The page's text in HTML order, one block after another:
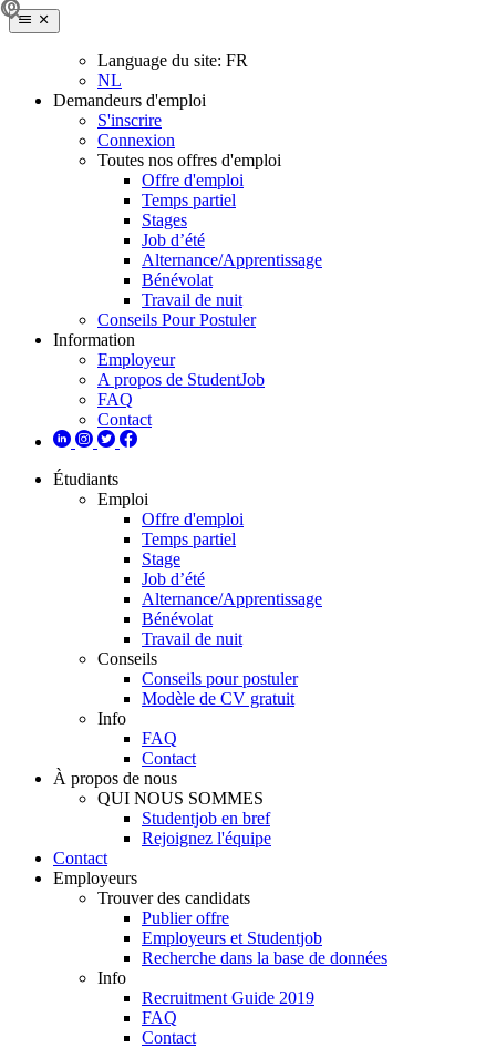
Language du site: FR
NL
Demandeurs d'emploi
S'inscrire
Connexion
Toutes nos offres d'emploi
Offre d'emploi
Temps partiel
Stages
Job d’été
Alternance/Apprentissage
Bénévolat
Travail de nuit
Conseils Pour Postuler
Information
Employeur
A propos de StudentJob
FAQ
Contact
Étudiants
Emploi
Offre d'emploi
Temps partiel
Stage
Job d’été
Alternance/Apprentissage
Bénévolat
Travail de nuit
Conseils
Conseils pour postuler
Modèle de CV gratuit
Info
FAQ
Contact
À propos de nous
QUI NOUS SOMMES
Studentjob en bref
Rejoignez l'équipe
Contact
Employeurs
Trouver des candidats
Publier offre
Employeurs et Studentjob
Recherche dans la base de données
Info
Recruitment Guide 2019
FAQ
Contact